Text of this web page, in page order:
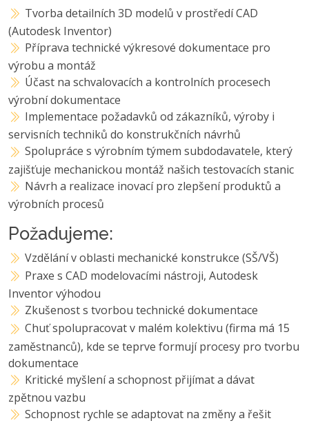
Tvorba detailních 3D modelů v prostředí CAD
(Autodesk Inventor)
Příprava technické výkresové dokumentace pro
výrobu a montáž
Účast na schvalovacích a kontrolních procesech
výrobní dokumentace
Implementace požadavků od zákazníků, výroby i
servisních techniků do konstrukčních návrhů
Spolupráce s výrobním týmem subdodavatele, který
zajišťuje mechanickou montáž našich testovacích stanic
Návrh a realizace inovací pro zlepšení produktů a
výrobních procesů
Požadujeme:
Vzdělání v oblasti mechanické konstrukce (SŠ/VŠ)
Praxe s CAD modelovacími nástroji, Autodesk
Inventor výhodou
Zkušenost s tvorbou technické dokumentace
Chuť spolupracovat v malém kolektivu (firma má 15
zaměstnanců), kde se teprve formují procesy pro tvorbu
dokumentace
Kritické myšlení a schopnost přijímat a dávat
zpětnou vazbu
Schopnost rychle se adaptovat na změny a řešit